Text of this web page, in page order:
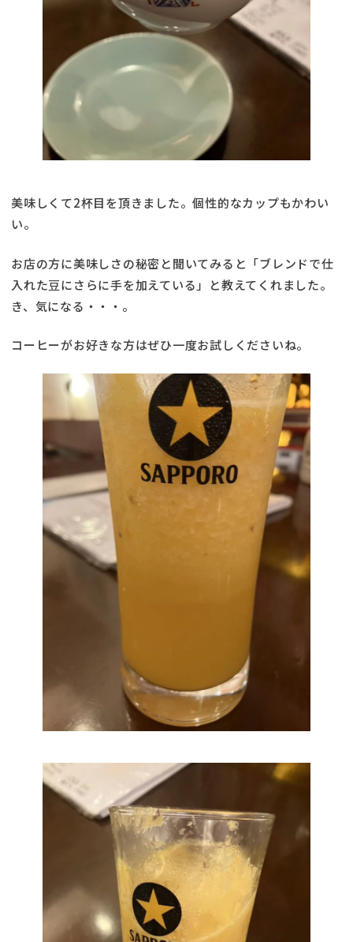
美味しくて2杯目を頂きました。個性的なカップもかわい
い。
お店の方に美味しさの秘密と聞いてみると「ブレンドで仕
入れた豆にさらに手を加えている」と教えてくれました。
き、気になる・・・。
コーヒーがお好きな方はぜひ一度お試しくださいね。